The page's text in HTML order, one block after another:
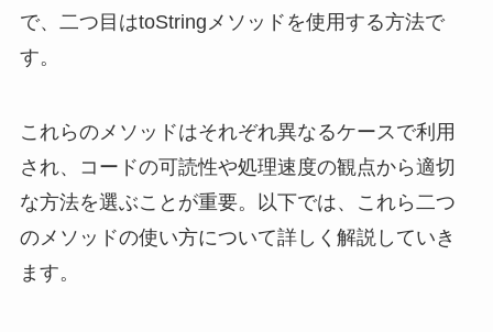
で、二つ目はtoStringメソッドを使用する方法で
す。
これらのメソッドはそれぞれ異なるケースで利用
され、コードの可読性や処理速度の観点から適切
な方法を選ぶことが重要。以下では、これら二つ
のメソッドの使い方について詳しく解説していき
ます。